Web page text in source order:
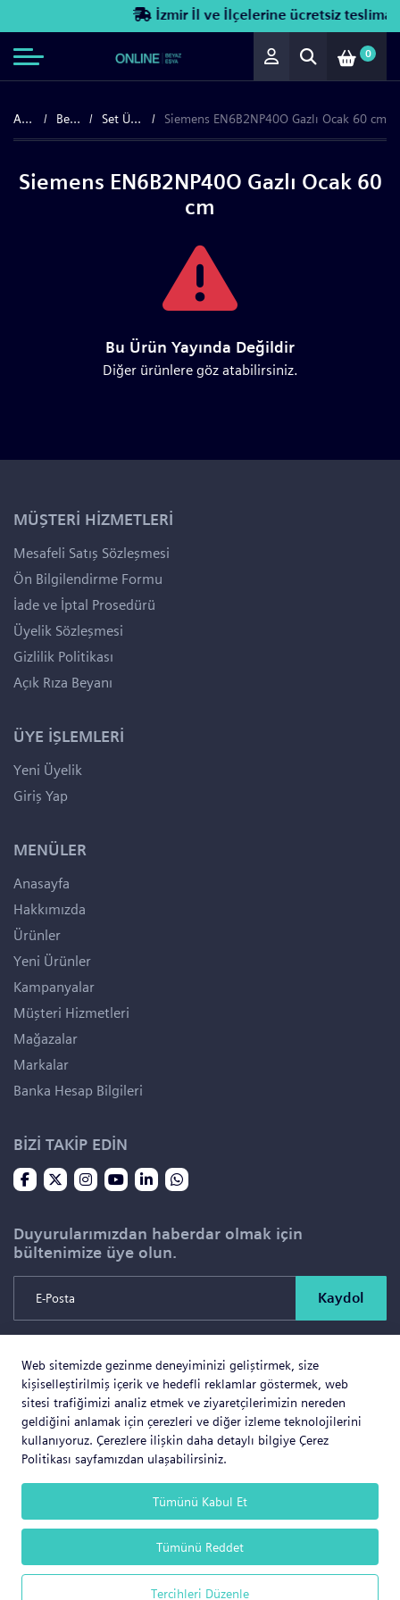
Web sitemizde gezinme deneyiminizi geliştirmek, size
kişiselleştirilmiş içerik ve hedefli reklamlar göstermek, web
sitesi trafiğimizi analiz etmek ve ziyaretçilerimizin nereden
geldiğini anlamak için çerezleri ve diğer izleme teknolojilerini
kullanıyoruz. Çerezlere ilişkin daha detaylı bilgiye Çerez
Politikası sayfamızdan ulaşabilirsiniz.
Tümünü Kabul Et
Tümünü Reddet
Tercihleri Düzenle
İzmir İl ve İlçelerine ücretsiz teslimat!
0
Anasayfa Beyaz Eşya Set Üstü Ocaklar Siemens EN6B2NP40O Gazlı Ocak 60 cm
Siemens EN6B2NP40O Gazlı Ocak 60
cm
Bu Ürün Yayında Değildir
Diğer ürünlere göz atabilirsiniz.
MÜŞTERİ HİZMETLERİ
Mesafeli Satış Sözleşmesi
Ön Bilgilendirme Formu
İade ve İptal Prosedürü
Üyelik Sözleşmesi
Gizlilik Politikası
Açık Rıza Beyanı
ÜYE İŞLEMLERİ
Yeni Üyelik
Giriş Yap
MENÜLER
Anasayfa
Hakkımızda
Ürünler
Yeni Ürünler
Kampanyalar
Müşteri Hizmetleri
Mağazalar
Markalar
Banka Hesap Bilgileri
BİZİ TAKİP EDİN
Duyurularımızdan haberdar olmak için
bültenimize üye olun.
Kaydol
Copyright © 2026 SOLD PROJE SATIŞ YÖNETİMİ VE
GAYRİMENKUL İNŞAAT TİCARET LTD.ŞTİ. Tüm Hakları
Saklıdır.
Web Business® e-ticaret sistemleri ile hazırlanmıştır.